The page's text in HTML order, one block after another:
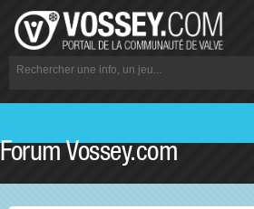
Forum Vossey.com